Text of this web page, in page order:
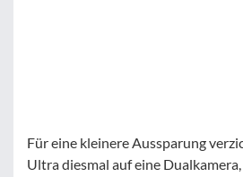
Für eine kleinere Aussparung
Ultra diesmal auf eine